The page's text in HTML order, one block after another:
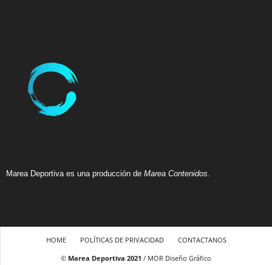
Marea Deportiva es una producción de Marea Contenidos.
HOME POLÍTICAS DE PRIVACIDAD
CONTACTANOS
© Marea Deportiva 2021 / MOR Diseño Gráfico